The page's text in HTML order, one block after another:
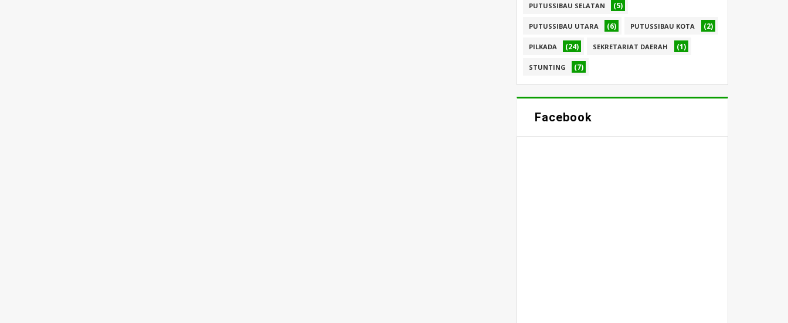
PUTUSSIBAU SELATAN (5)
PUTUSSIBAU UTARA (6) PUTUSSIBAU KOTA (2)
PILKADA (24) SEKRETARIAT DAERAH (1)
STUNTING (7)
Facebook